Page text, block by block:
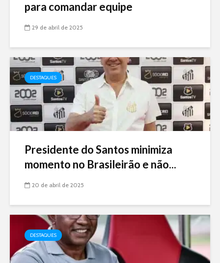
para comandar equipe
29 de abril de 2025
DESTAQUES
Presidente do Santos minimiza
momento no Brasileirão e não...
20 de abril de 2025
DESTAQUES